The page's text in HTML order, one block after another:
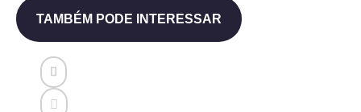
TAMBÉM PODE INTERESSAR